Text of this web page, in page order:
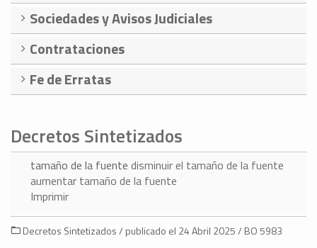
Sociedades y Avisos Judiciales
Contrataciones
Fe de Erratas
Decretos Sintetizados
tamaño de la fuente disminuir el tamaño de la fuente
aumentar tamaño de la fuente
Imprimir
Decretos Sintetizados / publicado el 24 Abril 2025 / BO 5983